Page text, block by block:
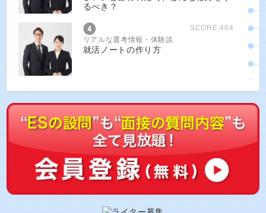
るべき？
SCORE:404
リアルな選考情報・体験談
就活ノートの作り方